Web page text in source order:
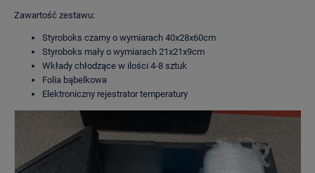
Zawartość zestawu:
Styroboks czarny o wymiarach 40x28x60cm
Styroboks mały o wymiarach 21x21x9cm
Wkłady chłodzące w ilości 4-8 sztuk
Folia bąbelkowa
Elektroniczny rejestrator temperatury